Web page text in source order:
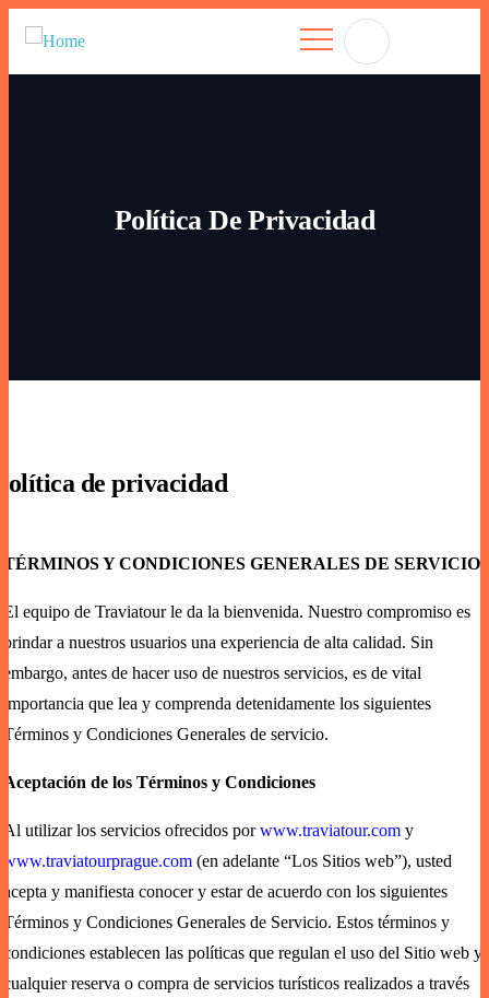
Política De Privacidad
de privacidad
TÉRMINOS Y CONDICIONES GENERALES DE SERVICIO
El equipo de Traviatour le da la bienvenida. Nuestro compromiso es
brindar a nuestros usuarios una experiencia de alta calidad. Sin
embargo, antes de hacer uso de nuestros servicios, es de vital
importancia que lea y comprenda detenidamente los siguientes
Términos y Condiciones Generales de servicio.
Aceptación de los Términos y Condiciones
Al utilizar los servicios ofrecidos porwww.traviatour.com y
www.traviatourprague.com (en adelante “Los Sitios web”), usted
acepta y manifiesta conocer y estar de acuerdo con los siguientes
Términos y Condiciones Generales de Servicio. Estos términos y
condiciones establecen las políticas que regulan el uso del Sitio web y
cualquier reserva o compra de servicios turísticos realizados a través